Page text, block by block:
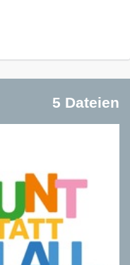
5 Dateien